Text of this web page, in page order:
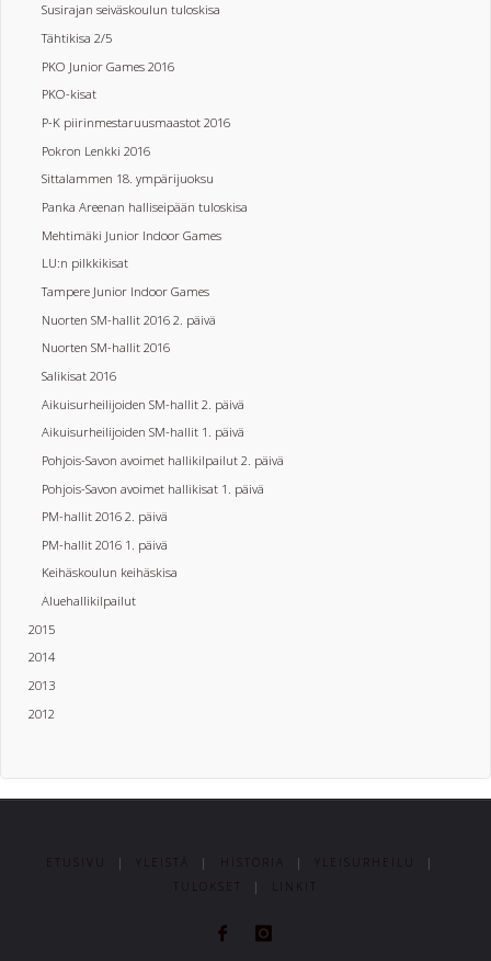
Susirajan seiväskoulun tuloskisa
Tähtikisa 2/5
PKO Junior Games 2016
PKO-kisat
P-K piirinmestaruusmaastot 2016
Pokron Lenkki 2016
Sittalammen 18. ympärijuoksu
Panka Areenan halliseipään tuloskisa
Mehtimäki Junior Indoor Games
LU:n pilkkikisat
Tampere Junior Indoor Games
Nuorten SM-hallit 2016 2. päivä
Nuorten SM-hallit 2016
Salikisat 2016
Aikuisurheilijoiden SM-hallit 2. päivä
Aikuisurheilijoiden SM-hallit 1. päivä
Pohjois-Savon avoimet hallikilpailut 2. päivä
Pohjois-Savon avoimet hallikisat 1. päivä
PM-hallit 2016 2. päivä
PM-hallit 2016 1. päivä
Keihäskoulun keihäskisa
Aluehallikilpailut
2015
2014
2013
2012
ETUSIVU | YLEISTÄ | HISTORIA | YLEISURHEILU
|
TULOKSET
| LINKIT